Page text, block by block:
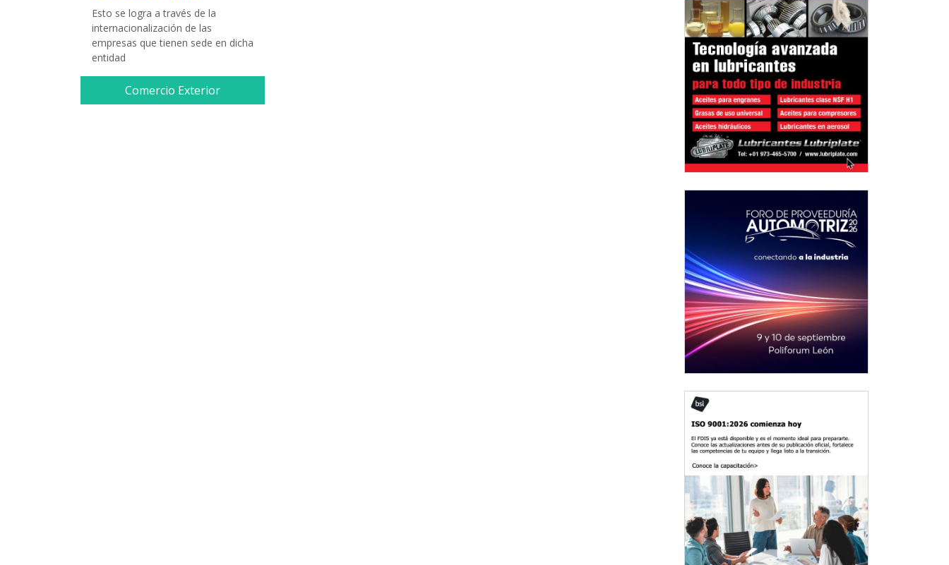
Esto se logra a través de la
internacionalización de las
empresas que tienen sede en dicha
entidad
Comercio Exterior